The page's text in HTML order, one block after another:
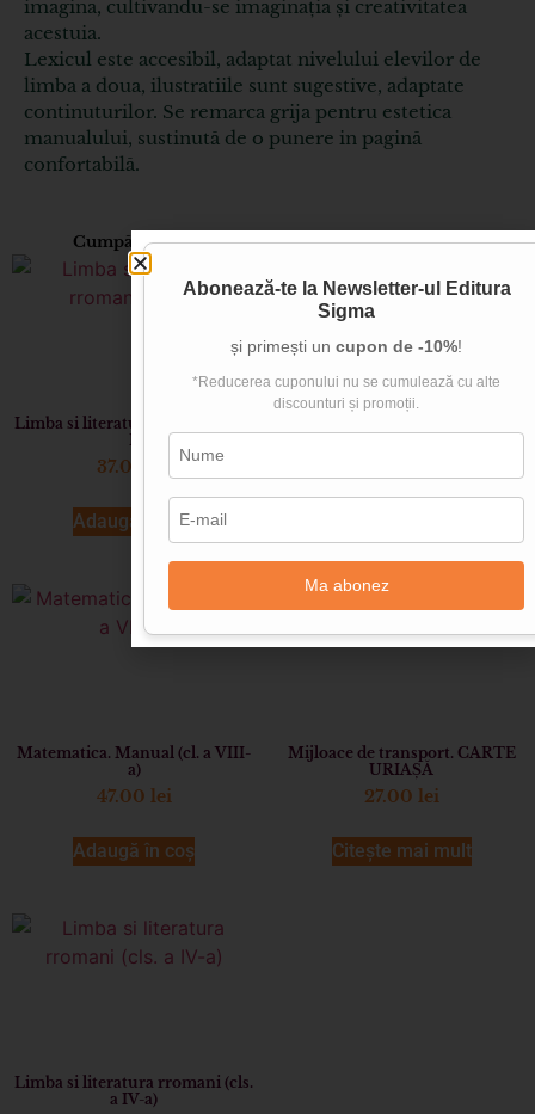
imagina, cultivandu-se imaginația și creativitatea
acestuia.
Lexicul este accesibil, adaptat nivelului elevilor de
limba a doua, ilustratiile sunt sugestive, adaptate
continuturilor. Se remarca grija pentru estetica
manualului, sustinută de o punere in pagină
confortabilă.
Cumpărătorii acestui produs au mai cumpărat și:
Limba si literatura rromani (cls.
I)
37.00
Adaugă în coș
Matematica. Manual (cl. a VIII-
a)
47.00 lei
Adaugă în coș
Mijloace de transport. CARTE
URIAȘĂ
27.00 lei
Citește mai mult
Limba si literatura rromani (cls.
a IV-a)
Abonează-te la Newsletter-ul Editura
Sigma
și primești un cupon de -10%!
*Reducerea cuponului nu se cumulează cu alte
discounturi și promoții.
Ma abonez